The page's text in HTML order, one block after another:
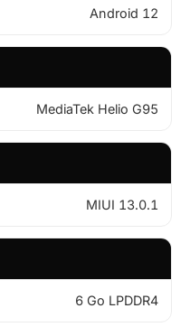
Android 12
MediaTek Helio G95
MIUI 13.0.1
6 Go LPDDR4